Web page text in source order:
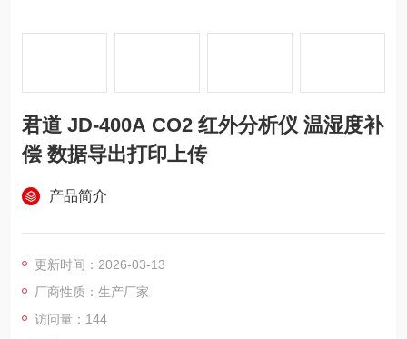
君道 JD-400A CO2 红外分析仪 温湿度补
偿 数据导出打印上传
产品简介
更新时间：2026-03-13
厂商性质：生产厂家
访问量：144